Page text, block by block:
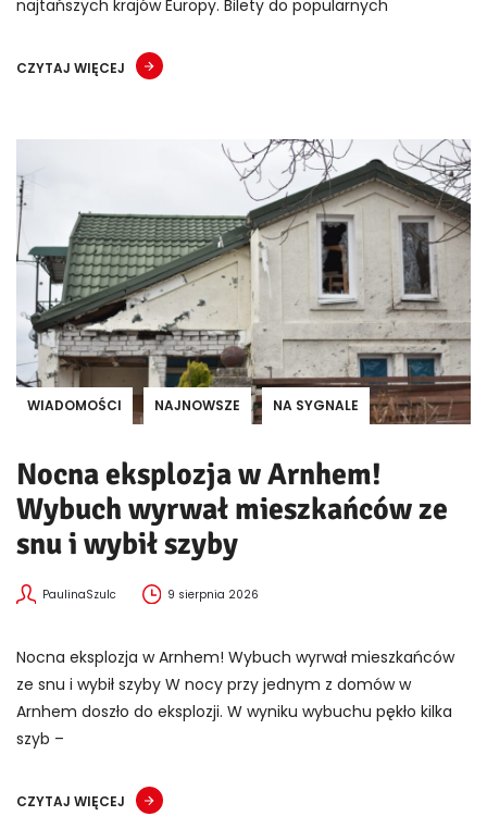
najtańszych krajów Europy. Bilety do popularnych
CZYTAJ WIĘCEJ
WIADOMOŚCI NAJNOWSZE NA SYGNALE
Nocna eksplozja w Arnhem!
Wybuch wyrwał mieszkańców ze
snu i wybił szyby
PaulinaSzulc 9 sierpnia 2026
Nocna eksplozja w Arnhem! Wybuch wyrwał mieszkańców
ze snu i wybił szyby W nocy przy jednym z domów w
Arnhem doszło do eksplozji. W wyniku wybuchu pękło kilka
szyb –
CZYTAJ WIĘCEJ